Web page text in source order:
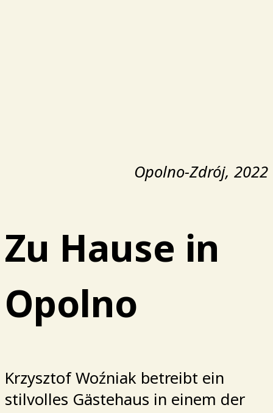
Opolno-Zdrój, 2022
Zu Hause in
Opolno
Krzysztof Woźniak betreibt ein
stilvolles Gästehaus in einem der